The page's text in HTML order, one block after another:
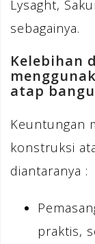
Lysaght,
sebagainya.
Kelebihan
atap
Keuntungan
konstruksi
diantaranya :
praktis,